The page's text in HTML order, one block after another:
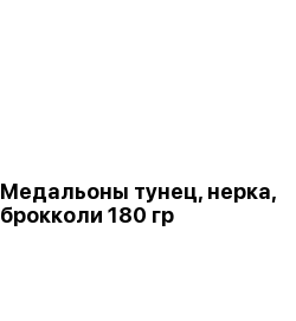
Медальоны тунец, нерка,
брокколи 180 гр